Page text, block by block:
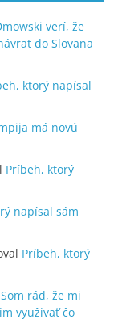
verí, že
do Slovana
ktorý napísal
má novú
Príbeh, ktorý
napísal sám
Príbeh, ktorý
rád, že mi
využívať čo